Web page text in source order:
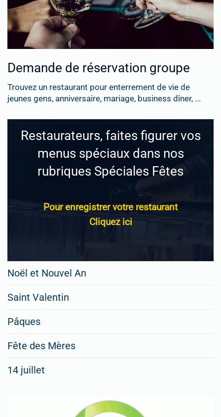
Demande de réservation groupe
Trouvez un restaurant pour enterrement de vie de
jeunes gens, anniversaire, mariage, business dîner, ...
Restaurateurs, faites figurer vos
menus spéciaux dans nos
rubriques Spéciales Fêtes
Pour enregistrer votre restaurant
Cliquez ici
Noël et Nouvel An
Saint Valentin
Pâques
Fête des Mères
14 juillet